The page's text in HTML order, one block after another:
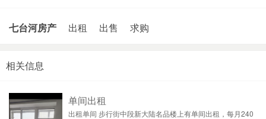
七台河房产 出租 出售 求购
相关信息
单间出租
出租单间 步行街中段新大陆名品楼上有单间出租，每月240